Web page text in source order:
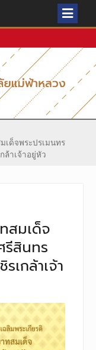
เด็จพระปรเมนทร
ล้าเจ้าอยู่หัว
สมเด็จ
รีสินทร
เกล้าเจ้า